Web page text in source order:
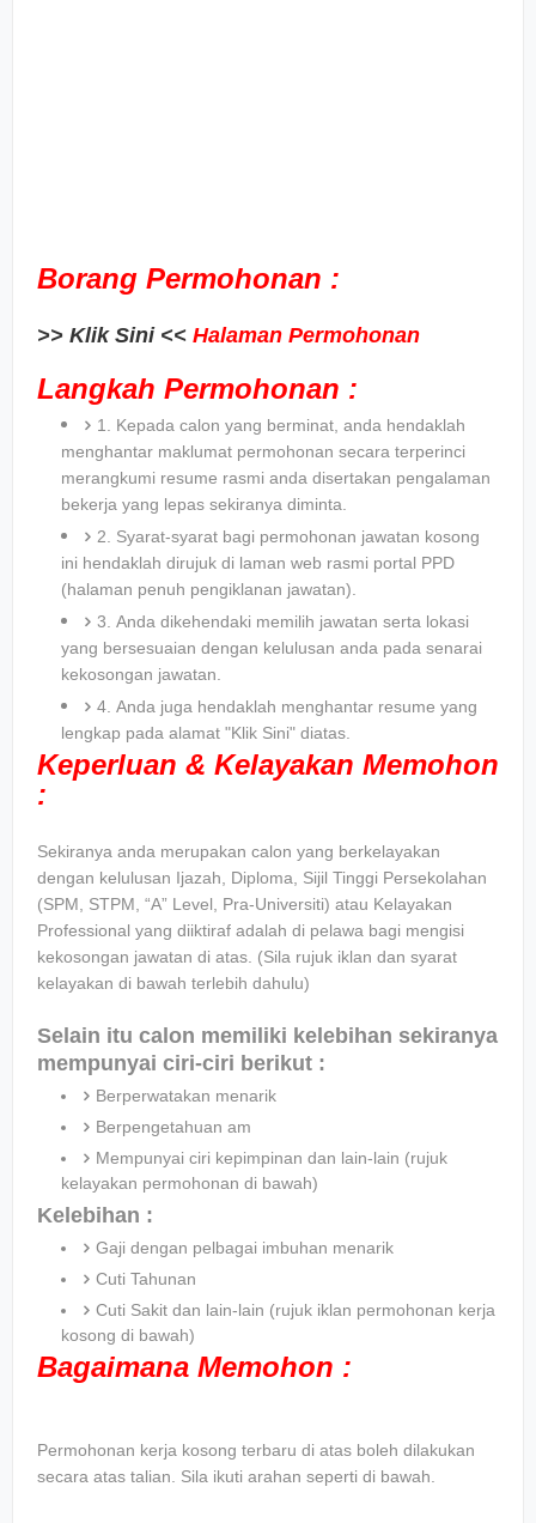
Borang Permohonan :
>> Klik Sini << Halaman Permohonan
Langkah Permohonan :
1. Kepada calon yang berminat, anda hendaklah
menghantar maklumat permohonan secara terperinci
merangkumi resume rasmi anda disertakan pengalaman
bekerja yang lepas sekiranya diminta.
2. Syarat-syarat bagi permohonan jawatan kosong
ini hendaklah dirujuk di laman web rasmi portal PPD
(halaman penuh pengiklanan jawatan).
3. Anda dikehendaki memilih jawatan serta lokasi
yang bersesuaian dengan kelulusan anda pada senarai
kekosongan jawatan.
4. Anda juga hendaklah menghantar resume yang
lengkap pada alamat "Klik Sini" diatas.
Keperluan & Kelayakan Memohon
:
Sekiranya anda merupakan calon yang berkelayakan
dengan kelulusan Ijazah, Diploma, Sijil Tinggi Persekolahan
(SPM, STPM, “A” Level, Pra-Universiti) atau Kelayakan
Professional yang diiktiraf adalah di pelawa bagi mengisi
kekosongan jawatan di atas. (Sila rujuk iklan dan syarat
kelayakan di bawah terlebih dahulu)
Selain itu calon memiliki kelebihan sekiranya
mempunyai ciri-ciri berikut :
Berperwatakan menarik
Berpengetahuan am
Mempunyai ciri kepimpinan dan lain-lain (rujuk
kelayakan permohonan di bawah)
Kelebihan :
Gaji dengan pelbagai imbuhan menarik
Cuti Tahunan
Cuti Sakit dan lain-lain (rujuk iklan permohonan kerja
kosong di bawah)
Bagaimana Memohon :
Permohonan kerja kosong terbaru di atas boleh dilakukan
secara atas talian. Sila ikuti arahan seperti di bawah.